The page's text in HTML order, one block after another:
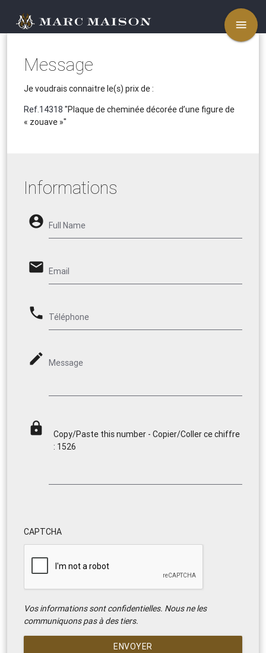
menu
Message
Je voudrais connaitre le(s) prix de :
Ref.14318 "Plaque de cheminée décorée d’une figure de
« zouave »"
Informations
account_circle Full Name
email Email
phone Téléphone
mode_edit Message
lock
Copy/Paste this number - Copier/Coller ce chiffre
: 1526
CAPTCHA
Vos informations sont confidentielles. Nous ne les
communiquons pas à des tiers.
ENVOYER